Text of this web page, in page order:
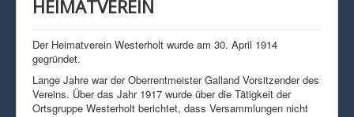
HEIMATVEREIN
Der Heimatverein Westerholt wurde am 30. April 1914
gegründet.
Lange Jahre war der Oberrentmeister Galland Vorsitzender des
Vereins. Über das Jahr 1917 wurde über die Tätigkeit der
Ortsgruppe Westerholt berichtet, dass Versammlungen nicht